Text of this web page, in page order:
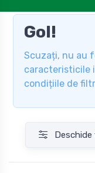
Gol!
Scuzați, nu au
caracteristicile
condițiile de
Deschide